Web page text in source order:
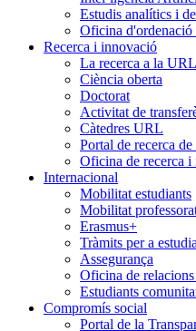
Estudis analítics i
Oficina d'ordenació
Recerca i innovació
La recerca a la URL
Ciència oberta
Doctorat
Activitat de
Càtedres URL
Portal de recerca
Oficina de recerca
Internacional
Mobilitat estudiants
Mobilitat
Erasmus+
Tràmits per a
Assegurança
Oficina de
Estudiants
Compromís social
Portal de la